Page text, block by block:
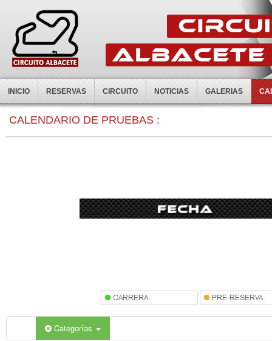
INICIO RESERVAS CIRCUITO NOTICIAS GALERIAS
CALENDARIO DE PRUEBAS :
Categorías
0:00